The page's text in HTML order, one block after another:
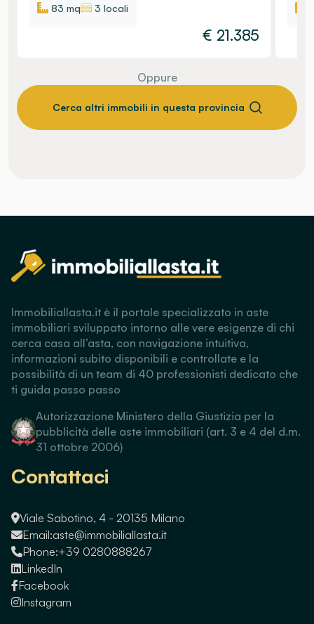
83 mq
3 locali
€ 21.385
Oppure
Cerca altri immobili in questa provincia
Immobiliallasta.it è il portale specializzato in aste
immobiliari sviluppato intorno alle vere esigenze di chi
cerca casa all’asta, con navigazione intuitiva,
informazioni subito disponibili e controllate e la
possibilità di un team di 40 professionisti dedicato che
ti guida passo passo
Autorizzazione Ministero della Giustizia per la
pubblicità delle aste immobiliari (art. 3 e 4 del d.m.
31 ottobre 2006)
Contattaci
Viale Sabotino, 4 - 20135 Milano
Email:aste@immobiliallasta.it
Phone:+39 0280888267
LinkedIn
Facebook
Instagram